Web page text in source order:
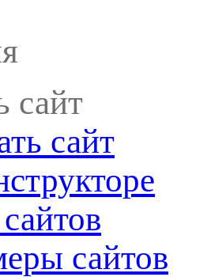
сайт
сайт
сайтов